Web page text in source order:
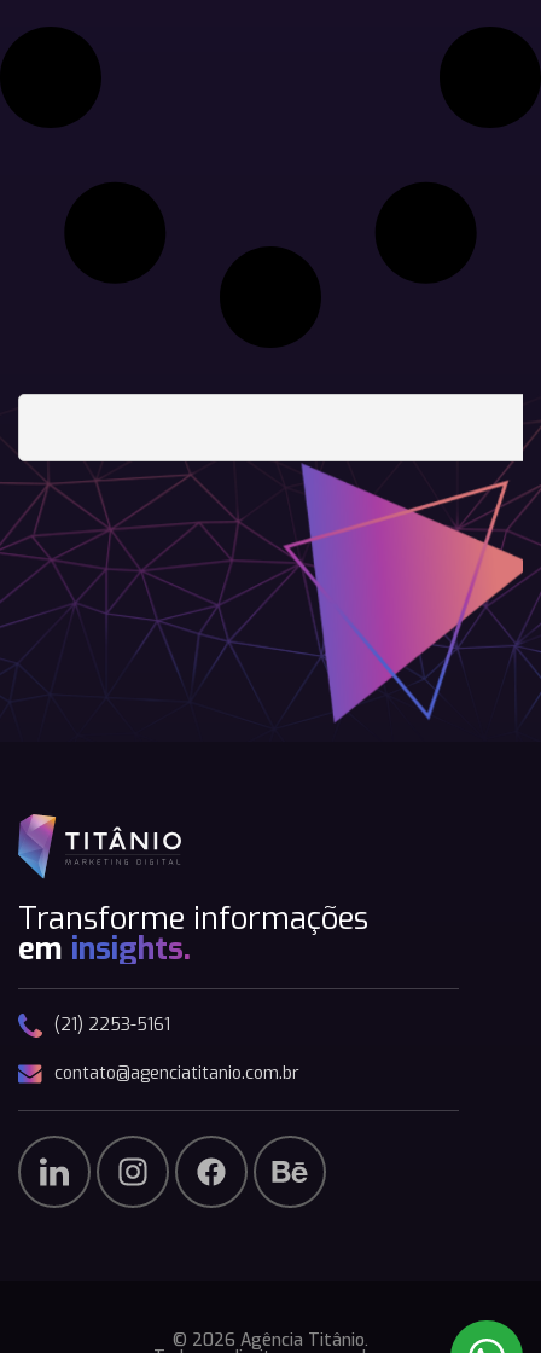
Transforme informações
em insights.
(21) 2253-5161
contato@agenciatitanio.com.br
© 2026 Agência Titânio.